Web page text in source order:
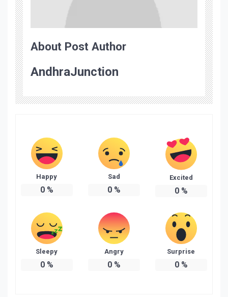
About Post Author
AndhraJunction
Happy
0%
Sad
0%
Excited
0%
Sleepy
0%
Angry
0%
Surprise
0%